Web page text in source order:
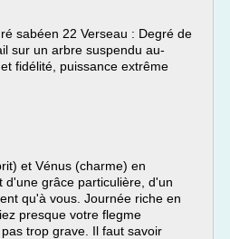
sabéen 22 Verseau : Degré de
sur un arbre suspendu au-
fidélité, puissance extrême
et Vénus (charme) en
d'une grâce particulière, d'un
qu'à vous. Journée riche en
presque votre flegme
trop grave. Il faut savoir